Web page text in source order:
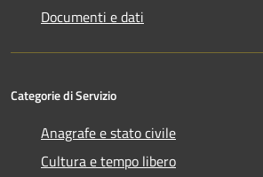
Documenti e dati
Categorie di Servizio
Anagrafe e stato civile
Cultura e tempo libero